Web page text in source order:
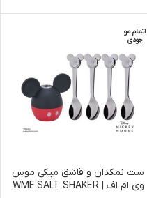
اتمام مو
جودی
ست نمکدان و قاشق میکی موس
وی ام اف | WMF SALT SHAKER